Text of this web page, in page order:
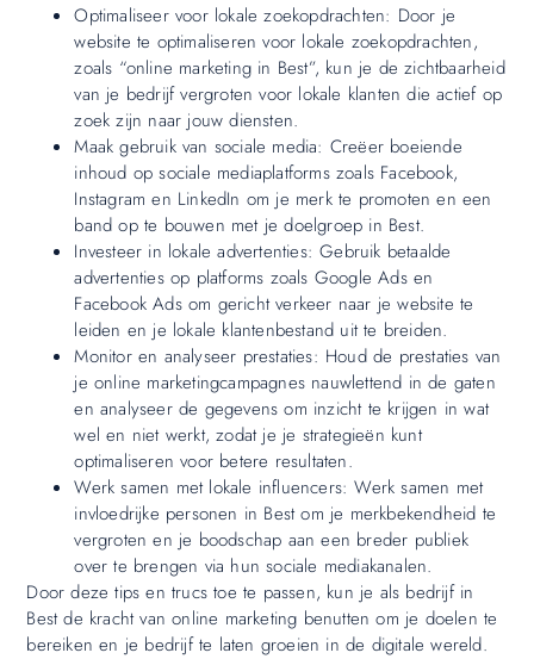
Optimaliseer voor lokale zoekopdrachten: Door je
website te optimaliseren voor lokale zoekopdrachten,
zoals “online marketing in Best”, kun je de zichtbaarheid
van je bedrijf vergroten voor lokale klanten die actief op
zoek zijn naar jouw diensten.
Maak gebruik van sociale media: Creëer boeiende
inhoud op sociale mediaplatforms zoals Facebook,
Instagram en LinkedIn om je merk te promoten en een
band op te bouwen met je doelgroep in Best.
Investeer in lokale advertenties: Gebruik betaalde
advertenties op platforms zoals Google Ads en
Facebook Ads om gericht verkeer naar je website te
leiden en je lokale klantenbestand uit te breiden.
Monitor en analyseer prestaties: Houd de prestaties van
je online marketingcampagnes nauwlettend in de gaten
en analyseer de gegevens om inzicht te krijgen in wat
wel en niet werkt, zodat je je strategieën kunt
optimaliseren voor betere resultaten.
Werk samen met lokale influencers: Werk samen met
invloedrijke personen in Best om je merkbekendheid te
vergroten en je boodschap aan een breder publiek
over te brengen via hun sociale mediakanalen.
Door deze tips en trucs toe te passen, kun je als bedrijf in
Best de kracht van online marketing benutten om je doelen te
bereiken en je bedrijf te laten groeien in de digitale wereld.